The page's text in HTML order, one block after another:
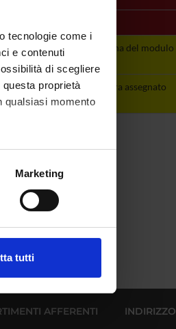
tecnologie come i
e contenuti
di scegliere
proprietà
qualsiasi momento
Marketing
tutti
pagina del
Vedi pagina del modulo
ancora
non ancora assegnato
AFFERENTI INDIRIZZO